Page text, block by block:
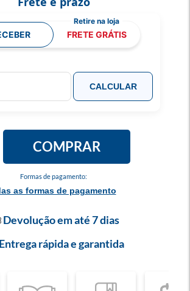
Formas de pagamento:
as formas de pagamento
COMPRAR
FRETE GRÁTIS
CALCULAR
Devolução em até 7 dias
Entrega rápida e garantida